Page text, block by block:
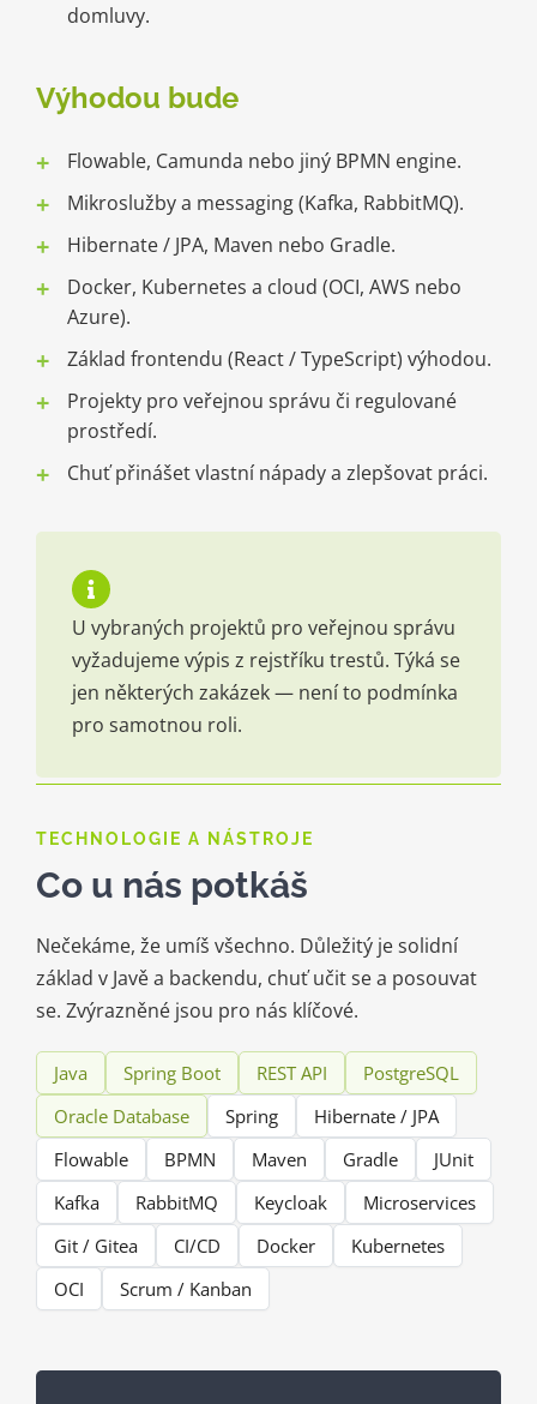
domluvy.
Výhodou bude
Flowable, Camunda nebo jiný BPMN engine.
Mikroslužby a messaging (Kafka, RabbitMQ).
Hibernate / JPA, Maven nebo Gradle.
Docker, Kubernetes a cloud (OCI, AWS nebo
Azure).
Základ frontendu (React / TypeScript) výhodou.
Projekty pro veřejnou správu či regulované
prostředí.
Chuť přinášet vlastní nápady a zlepšovat práci.
U vybraných projektů pro veřejnou správu
vyžadujeme výpis z rejstříku trestů. Týká se
jen některých zakázek — není to podmínka
pro samotnou roli.
TECHNOLOGIE A NÁSTROJE
Co u nás potkáš
Nečekáme, že umíš všechno. Důležitý je solidní
základ v Javě a backendu, chuť učit se a posouvat
se. Zvýrazněné jsou pro nás klíčové.
Java Spring Boot REST API
PostgreSQL
Oracle Database
Spring
Hibernate / JPA
Flowable
BPMN Maven Gradle
JUnit
Kafka
RabbitMQ Keycloak
Microservices
Git / Gitea
CI/CD Docker
Kubernetes
OCI
Scrum / Kanban